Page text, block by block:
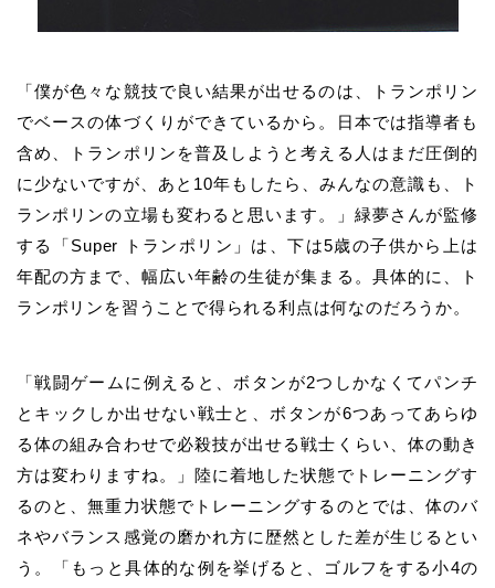
「僕が色々な競技で良い結果が出せるのは、トランポリン
でベースの体づくりができているから。日本では指導者も
含め、トランポリンを普及しようと考える人はまだ圧倒的
に少ないですが、あと10年もしたら、みんなの意識も、ト
ランポリンの立場も変わると思います。」緑夢さんが監修
する「Super トランポリン」は、下は5歳の子供から上は
年配の方まで、幅広い年齢の生徒が集まる。具体的に、ト
ランポリンを習うことで得られる利点は何なのだろうか。
「戦闘ゲームに例えると、ボタンが2つしかなくてパンチ
とキックしか出せない戦士と、ボタンが6つあってあらゆ
る体の組み合わせで必殺技が出せる戦士くらい、体の動き
方は変わりますね。」陸に着地した状態でトレーニングす
るのと、無重力状態でトレーニングするのとでは、体のバ
ネやバランス感覚の磨かれ方に歴然とした差が生じるとい
う。「もっと具体的な例を挙げると、ゴルフをする小4の